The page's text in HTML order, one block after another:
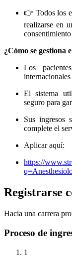
👉 Todos los
realizarse en
¿Cómo se gestiona
Los
El sistema
seguro para
Sus ingresos
complete el
Aplicar aquí:
https://
Registrarse
Hacia una carrera
Proceso de
1